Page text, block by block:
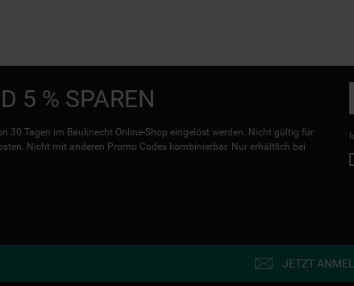
5 % SPAREN
30 Tagen im Bauknecht Online-Shop eingelöst werden. Nicht gültig für
Nicht mit anderen Promo Codes kombinierbar. Nur erhältlich bei
JETZT